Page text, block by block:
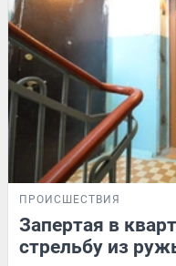
ПРОИСШЕСТВИЯ
Запертая в
стрельбу из